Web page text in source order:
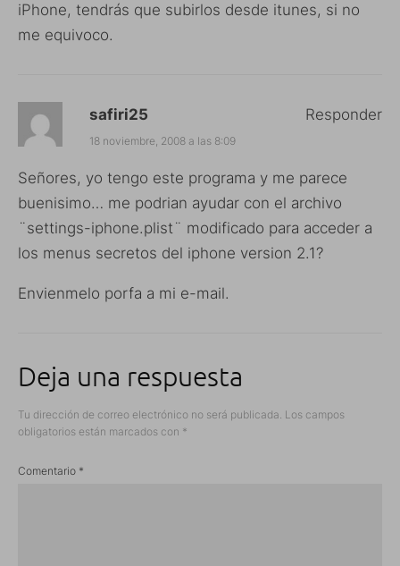
iPhone, tendrás que subirlos desde itunes, si no
me equivoco.
safiri25
18 noviembre, 2008 a las 8:09
Señores, yo tengo este programa y me parece
buenisimo… me podrian ayudar con el archivo
¨settings-iphone.plist¨ modificado para acceder a
los menus secretos del iphone version 2.1?
Envienmelo porfa a mi e-mail.
Responder
Deja una respuesta
Tu dirección de correo electrónico no será publicada. Los campos
obligatorios están marcados con *
Comentario *